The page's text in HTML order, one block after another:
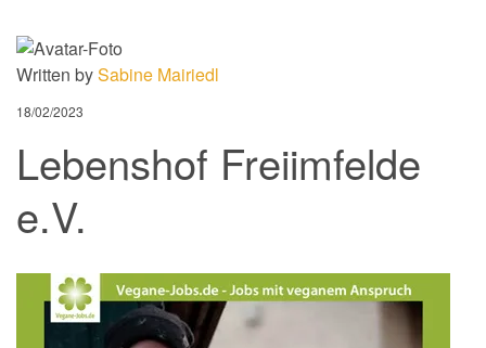
Written bySabine Mairiedl
18/02/2023
Lebenshof Freiimfelde
e.V.